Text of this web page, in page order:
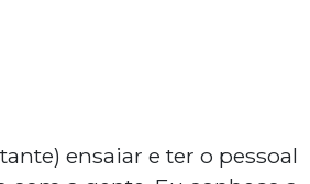
ensaiar e ter o pessoal